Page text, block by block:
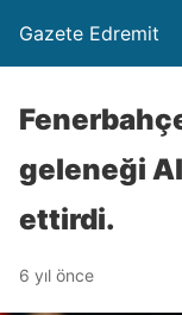
Gazete Edremit
geleneği
ettirdi.
6 yıl önce